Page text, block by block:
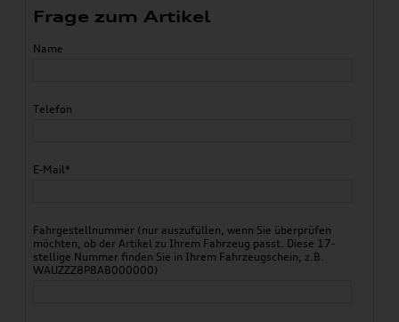
Frage zum Artikel
Name
Telefon
E-Mail*
Fahrgestellnummer (nur auszufüllen, wenn Sie überprüfen
möchten, ob der Artikel zu Ihrem Fahrzeug passt. Diese 17-
stellige Nummer finden Sie in Ihrem Fahrzeugschein, z.B.
WAUZZZ8P8AB000000)